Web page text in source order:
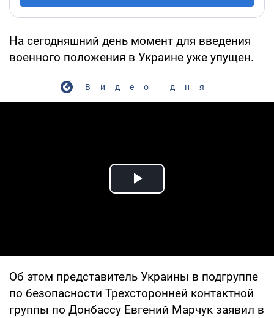
На сегодняшний день момент для введения
военного положения в Украине уже упущен.
Видео дня
Play Video
Об этом представитель Украины в подгруппе
по безопасности Трехсторонней контактной
группы по Донбассу Евгений Марчук заявил в